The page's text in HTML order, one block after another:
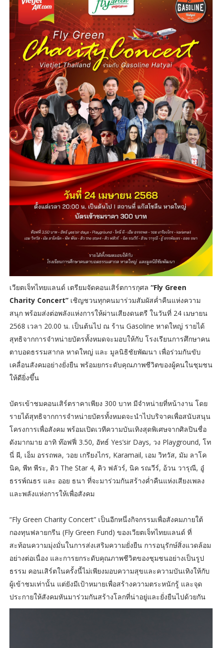
เวียตเจ็ทไทยแลนด์ เตรียมจัดคอนเสิร์ตการกุศล “Fly Green
Charity Concert”เชิญชวนทุกคนมาร่วมสัมผัสค่ำคืนแห่งความ
สนุก พร้อมส่งต่อพลังแห่งการให้ผ่านเสียงดนตรี ในวันที่ 24 เมษายน
2568 เวลา 20.00 น. เป็นต้นไป ณ ร้าน Gasoline หาดใหญ่ รายได้
สุทธิจากการจำหน่ายบัตรทั้งหมดจะมอบให้กับ โรงเรียนการศึกษาคน
ตาบอดธรรมสากล หาดใหญ่ และ มูลนิธิชัยพัฒนา เพื่อร่วมกันขับ
เคลื่อนสังคมอย่างยั่งยืน พร้อมยกระดับคุณภาพชีวิตของผู้คนในชุมชน
ให้ดียิ่งขึ้น
บัตรเข้าชมคอนเสิร์ตราคาเพียง 300 บาท มีจำหน่ายที่หน้างาน โดย
รายได้สุทธิจากการจำหน่ายบัตรทั้งหมดจะนำไปบริจาคเพื่อสนับสนุน
โครงการเพื่อสังคม พร้อมเปิดเวทีความบันเทิงสุดพิเศษจากศิลปินชื่อ
ดังมากมาย อาทิ ท๊อฟฟี่ 3.50, อัทธ์ Yes’sir Days, วง Playground, โท
นี่ ผี, เอ็ม อรรถพล, วอย เกรียงไกร, Karamail, เอม วิทวัส, มัม ลาโค
นิค, พีท พีระ, ดิว The Star 4, คิว ฟลัวร์, นิค รณวีร์, อ้วน วารุณี, อู๋
ธรรพ์ณธร และ ออย ธนา ที่จะมาร่วมกันสร้างค่ำคืนแห่งเสียงเพลง
และพลังแห่งการให้เพื่อสังคม
“Fly Green Charity Concert” เป็นอีกหนึ่งกิจกรรมเพื่อสังคมภายใต้
กองทุนฟลายกรีน (Fly Green Fund) ของเวียตเจ็ทไทยแลนด์ ที่
สะท้อนความมุ่งมั่นในการส่งเสริมความยั่งยืน การอนุรักษ์สิ่งแวดล้อม
อย่างต่อเนื่อง และการยกระดับคุณภาพชีวิตของชุมชนอย่างเป็นรูป
ธรรม คอนเสิร์ตในครั้งนี้ไม่เพียงมอบความสุขและความบันเทิงให้กับ
ผู้เข้าชมเท่านั้น แต่ยังมีเป้าหมายเพื่อสร้างความตระหนักรู้ และจุด
ประกายให้สังคมหันมาร่วมกันสร้างโลกที่น่าอยู่และยั่งยืนไปด้วยกัน